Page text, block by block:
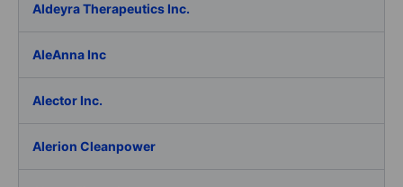
Aldeyra Therapeutics Inc.
AleAnna Inc
Alector Inc.
Alerion Cleanpower